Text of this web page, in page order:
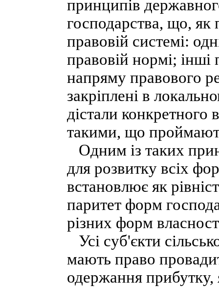
принципів
господарства, що, як
правовій системі:
правовій нормі; інші
напряму правового
закріплені в
дістали конкретного
такими, що
Одним із таких
для розвитку всіх
встановлює як
паритет форм
різних форм
Усі суб'єкти
мають право
одержання